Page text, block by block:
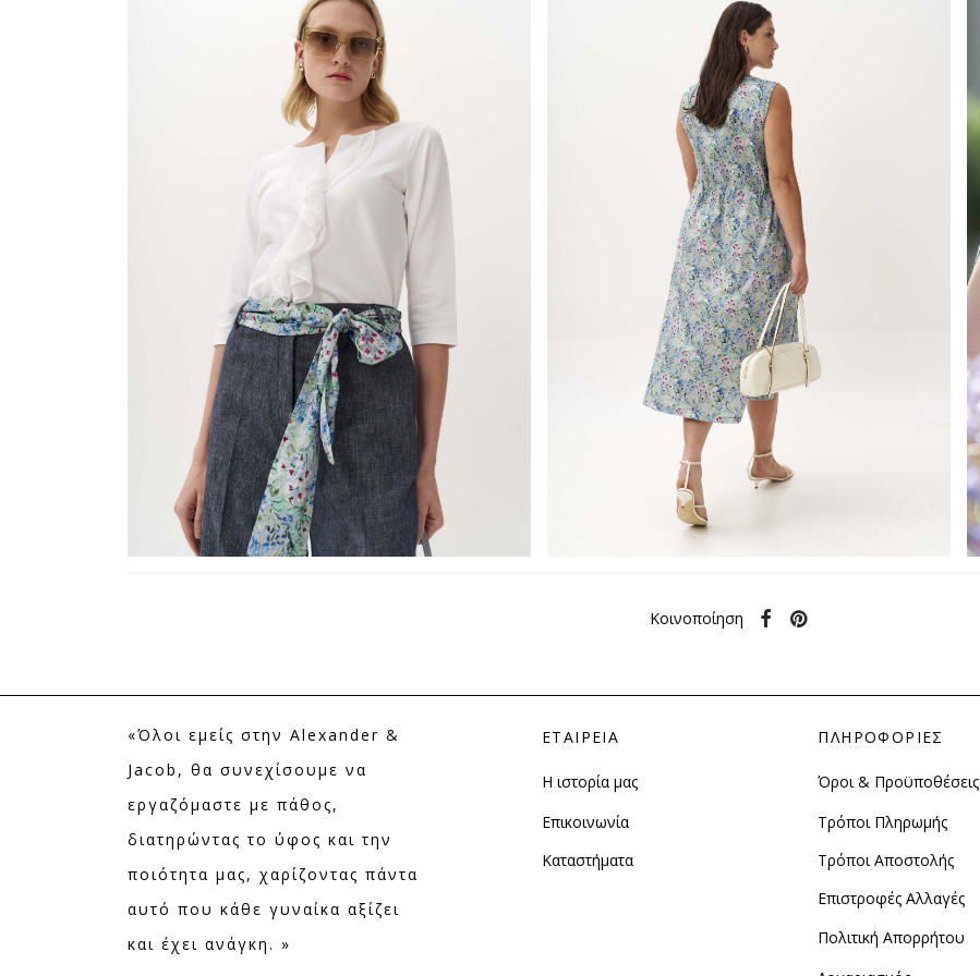
Κοινοποίηση
«Όλοι εμείς στην Alexander &
Jacob, θα συνεχίσουμε να
εργαζόμαστε με πάθος,
διατηρώντας το ύφος και την
ποιότητα μας, χαρίζοντας πάντα
αυτό που κάθε γυναίκα αξίζει
και έχει ανάγκη. »
ΕΤΑΙΡΕΙΑ
Η ιστορία μας
Επικοινωνία
Καταστήματα
ΠΛΗΡΟΦΟΡΙΕΣ
Όροι & Προϋποθέσεις
Τρόποι Πληρωμής
Τρόποι Αποστολής
Επιστροφές Αλλαγές
Πολιτική Απορρήτου